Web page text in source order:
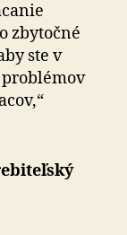
zbytočné
ste v